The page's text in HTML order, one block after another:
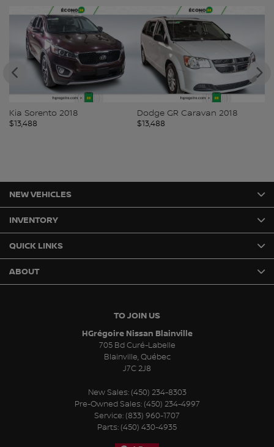
Kia Sorento 2018
$13,488
Dodge GR Caravan 2018
$13,488
TO JOIN US
HGrégoire Nissan Blainville
705 Bd Curé-Labelle
Blainville,Québec
J7C 2J8
New Sales: (450) 234-8303
Pre-Owned Sales: (450) 234-4997
Service: (833) 960-1707
Parts: (450) 430-4935
NEW VEHICLES
INVENTORY
QUICK LINKS
ABOUT